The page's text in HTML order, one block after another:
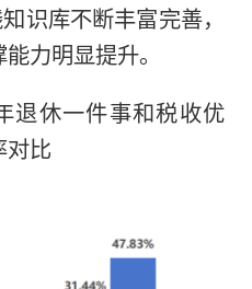
识库不断丰富完善，
力明显提升。
退休一件事和税收优
对比